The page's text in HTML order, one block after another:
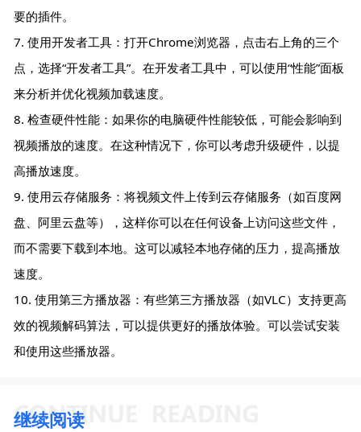
要的插件。
7. 使用开发者工具：打开Chrome浏览器，点击右上角的三个
点，选择“开发者工具”。在开发者工具中，可以使用“性能”面板
来分析并优化视频加载速度。
8. 检查硬件性能：如果你的电脑硬件性能较低，可能会影响到
视频播放的速度。在这种情况下，你可以考虑升级硬件，以提
高播放速度。
9. 使用云存储服务：将视频文件上传到云存储服务（如百度网
盘、阿里云盘等），这样你可以在任何设备上访问这些文件，
而不需要下载到本地。这可以减轻本地存储的压力，提高播放
速度。
10. 使用第三方播放器：有些第三方播放器（如VLC）支持更高
效的视频解码算法，可以提供更好的播放体验。可以尝试安装
和使用这些播放器。
继续阅读